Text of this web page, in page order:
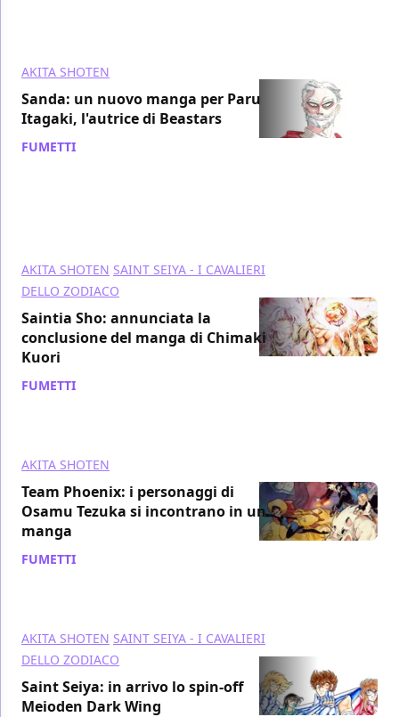
AKITA SHOTEN
Sanda: un nuovo manga per Paru
Itagaki, l'autrice di Beastars
FUMETTI
AKITA SHOTEN SAINT SEIYA - I CAVALIERI
DELLO ZODIACO
Saintia Sho: annunciata la
conclusione del manga di Chimaki
Kuori
FUMETTI
AKITA SHOTEN
Team Phoenix: i personaggi di
Osamu Tezuka si incontrano in un
manga
FUMETTI
AKITA SHOTEN SAINT SEIYA - I CAVALIERI
DELLO ZODIACO
Saint Seiya: in arrivo lo spin-off
Meioden Dark Wing